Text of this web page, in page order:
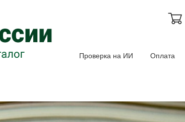
Проверка на ИИ Оплата